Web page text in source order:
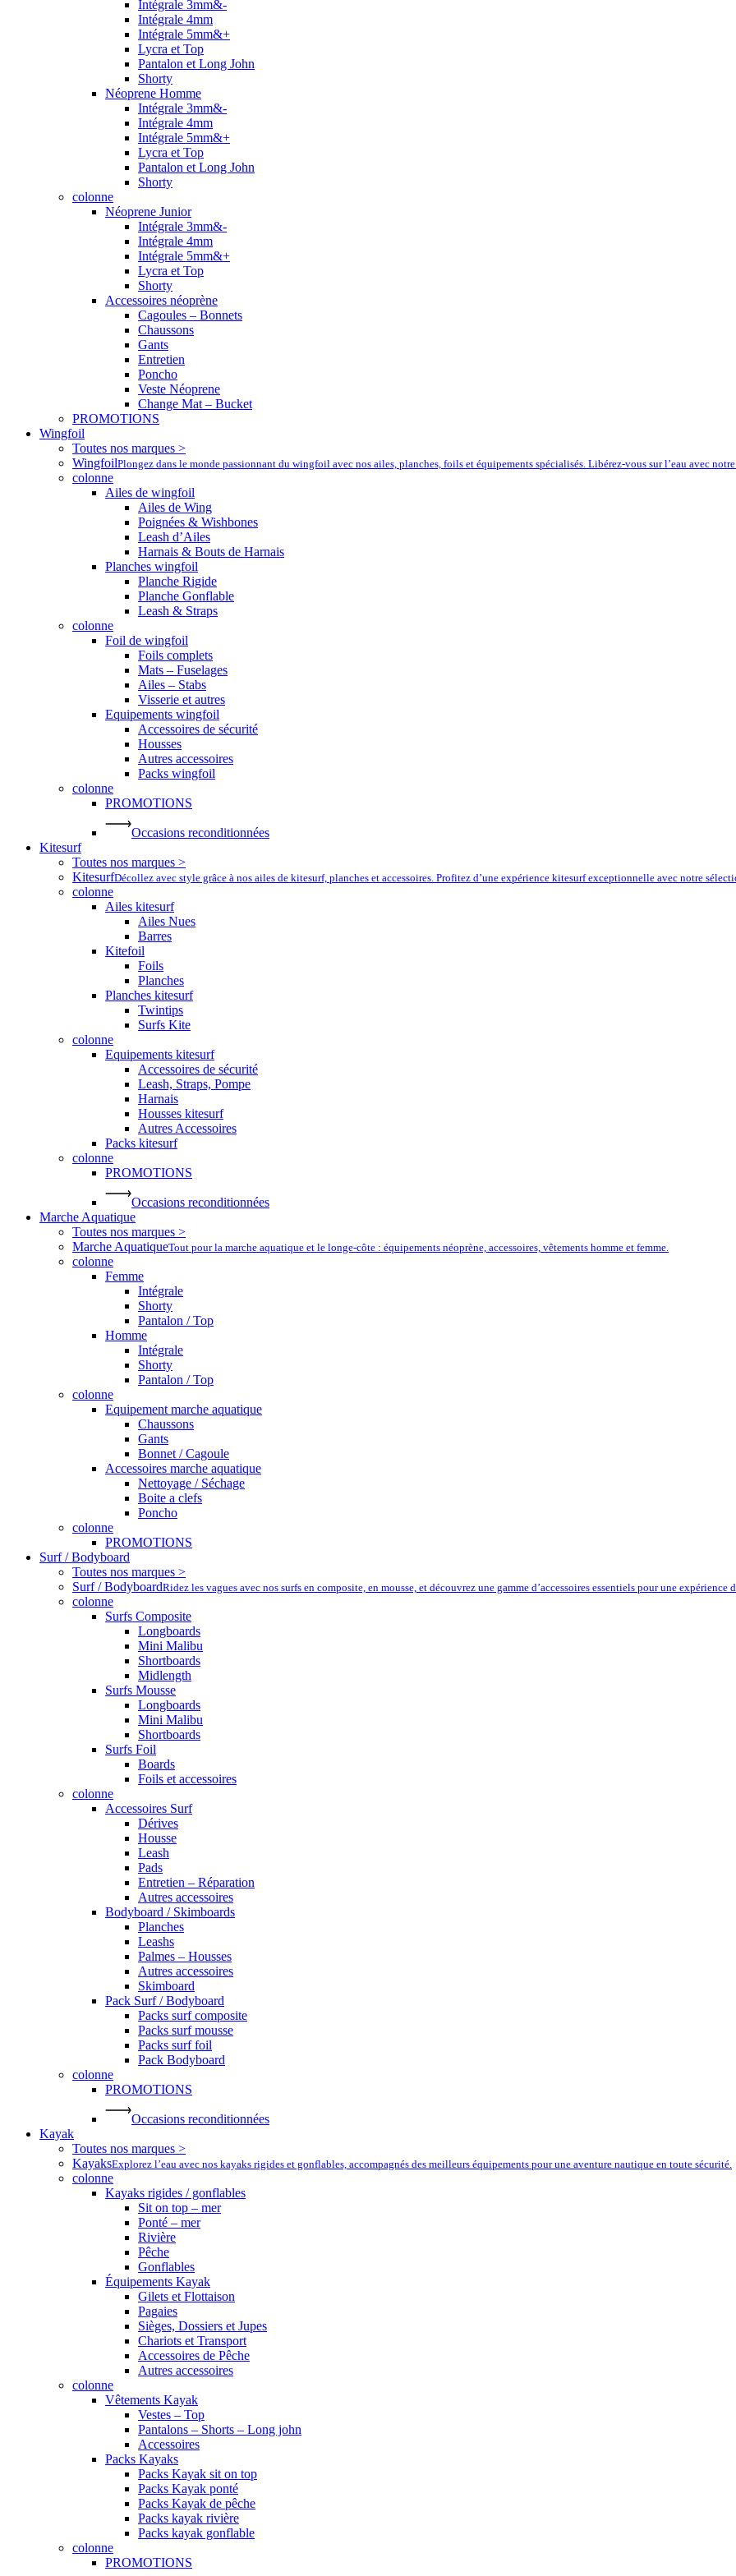
Intégrale 3mm&-
Intégrale 4mm
Intégrale 5mm&+
Lycra et Top
Pantalon et Long John
Shorty
Néoprene Homme
Intégrale 3mm&-
Intégrale 4mm
Intégrale 5mm&+
Lycra et Top
Pantalon et Long John
Shorty
colonne
Néoprene Junior
Intégrale 3mm&-
Intégrale 4mm
Intégrale 5mm&+
Lycra et Top
Shorty
Accessoires néoprène
Cagoules – Bonnets
Chaussons
Gants
Entretien
Poncho
Veste Néoprene
Change Mat – Bucket
PROMOTIONS
Wingfoil
Toutes nos marques >
WingfoilPlongez dans le monde passionnant du wingfoil avec nos ailes, planches, foils et équipements spécialisés. Libérez-vous sur l’eau avec
colonne
Ailes de wingfoil
Ailes de Wing
Poignées & Wishbones
Leash d’Ailes
Harnais & Bouts de Harnais
Planches wingfoil
Planche Rigide
Planche Gonflable
Leash & Straps
colonne
Foil de wingfoil
Foils complets
Mats – Fuselages
Ailes – Stabs
Visserie et autres
Equipements wingfoil
Accessoires de sécurité
Housses
Autres accessoires
Packs wingfoil
colonne
PROMOTIONS
Occasions reconditionnées
Kitesurf
Toutes nos marques >
KitesurfDécollez avec style grâce à nos ailes de kitesurf, planches et accessoires. Profitez d’une expérience kitesurf exceptionnelle avec notre
colonne
Ailes kitesurf
Ailes Nues
Barres
Kitefoil
Foils
Planches
Planches kitesurf
Twintips
Surfs Kite
colonne
Equipements kitesurf
Accessoires de sécurité
Leash, Straps, Pompe
Harnais
Housses kitesurf
Autres Accessoires
Packs kitesurf
colonne
PROMOTIONS
Occasions reconditionnées
Marche Aquatique
Toutes nos marques >
Marche AquatiqueTout pour la marche aquatique et le longe-côte : équipements néoprène, accessoires, vêtements homme et femme.
colonne
Femme
Intégrale
Shorty
Pantalon / Top
Homme
Intégrale
Shorty
Pantalon / Top
colonne
Equipement marche aquatique
Chaussons
Gants
Bonnet / Cagoule
Accessoires marche aquatique
Nettoyage / Séchage
Boite a clefs
Poncho
colonne
PROMOTIONS
Surf / Bodyboard
Toutes nos marques >
Surf / BodyboardRidez les vagues avec nos surfs en composite, en mousse, et découvrez une gamme d’accessoires essentiels pour une expérience
colonne
Surfs Composite
Longboards
Mini Malibu
Shortboards
Midlength
Surfs Mousse
Longboards
Mini Malibu
Shortboards
Surfs Foil
Boards
Foils et accessoires
colonne
Accessoires Surf
Dérives
Housse
Leash
Pads
Entretien – Réparation
Autres accessoires
Bodyboard / Skimboards
Planches
Leashs
Palmes – Housses
Autres accessoires
Skimboard
Pack Surf / Bodyboard
Packs surf composite
Packs surf mousse
Packs surf foil
Pack Bodyboard
colonne
PROMOTIONS
Occasions reconditionnées
Kayak
Toutes nos marques >
KayaksExplorez l’eau avec nos kayaks rigides et gonflables, accompagnés des meilleurs équipements pour une aventure nautique en toute sécurité.
colonne
Kayaks rigides / gonflables
Sit on top – mer
Ponté – mer
Rivière
Pêche
Gonflables
Équipements Kayak
Gilets et Flottaison
Pagaies
Sièges, Dossiers et Jupes
Chariots et Transport
Accessoires de Pêche
Autres accessoires
colonne
Vêtements Kayak
Vestes – Top
Pantalons – Shorts – Long john
Accessoires
Packs Kayaks
Packs Kayak sit on top
Packs Kayak ponté
Packs Kayak de pêche
Packs kayak rivière
Packs kayak gonflable
colonne
PROMOTIONS